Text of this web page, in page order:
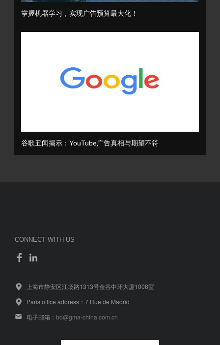
掌握机器学习，实现广告预算最大化！
谷歌丑闻揭示：YouTube广告真相与期望不符
CONNECT WITH US
上海市静安区江场路1313号金谷中环大厦1008室
Paris office address：7 Rue de Madrid
电子邮箱： bd@gma-china.com.cn